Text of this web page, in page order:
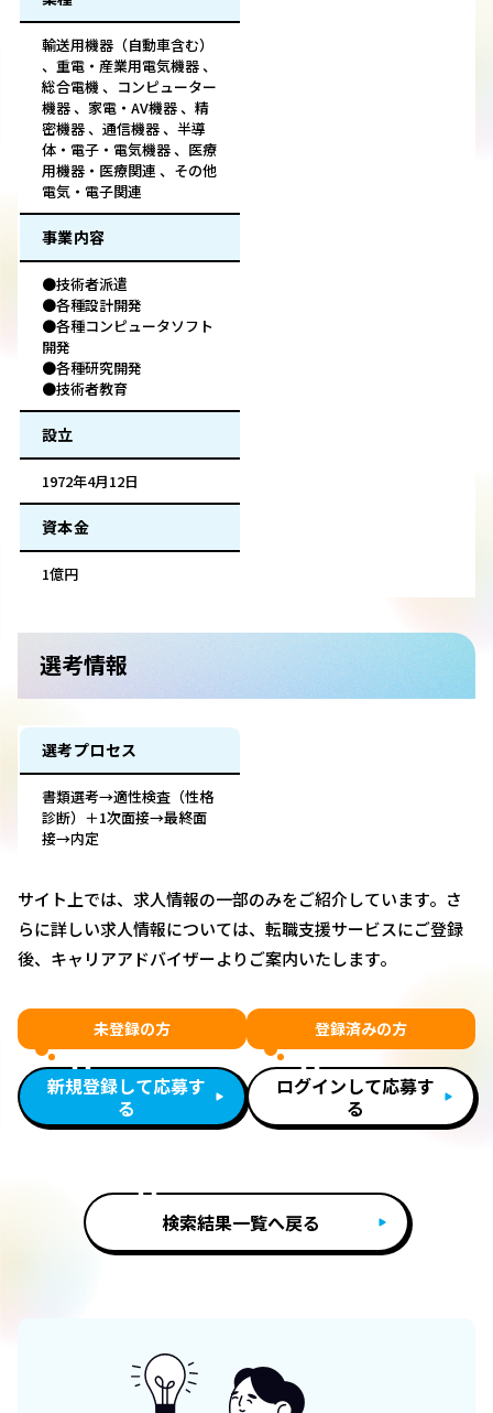
輸送用機器（自動車含む）
、重電・産業用電気機器 、
総合電機 、コンピューター
機器 、家電・AV機器 、精
密機器 、通信機器 、半導
体・電子・電気機器 、医療
用機器・医療関連 、その他
電気・電子関連
事業内容
●技術者派遣
●各種設計開発
●各種コンピュータソフト
開発
●各種研究開発
●技術者教育
設立
1972年4月12日
資本金
1億円
選考情報
選考プロセス
書類選考→適性検査（性格
診断）＋1次面接→最終面
接→内定
サイト上では、求人情報の一部のみをご紹介しています。さ
らに詳しい求人情報については、転職支援サービスにご登録
後、キャリアアドバイザーよりご案内いたします。
未登録の方
新規登録して応募す
る
登録済みの方
ログインして応募す
る
検索結果一覧へ戻る